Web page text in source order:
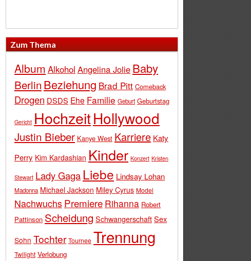
Zum Thema
Album Alkohol Angelina Jolie Baby
Berlin Beziehung Brad Pitt Comeback
Drogen DSDS Ehe Familie Geburt Geburtstag
Gericht HochzeitHollywood
Justin Bieber Kanye West Karriere Katy
Perry Kim Kardashian Kinder Konzert Kristen
Stewart Lady Gaga Liebe Lindsay Lohan
Madonna Michael Jackson Miley Cyrus Model
Nachwuchs Premiere Rihanna Robert
Pattinson Scheidung SchwangerschaftSex
Sohn Tochter Tournee Trennung
Twilight Verlobung